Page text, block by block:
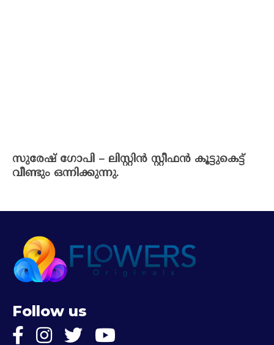
സുരേഷ് ഗോപി – ലിസ്റ്റിൻ സ്റ്റീഫൻ കൂട്ടുകെട്ട്
വീണ്ടും ഒന്നിക്കുന്നു.
Follow us